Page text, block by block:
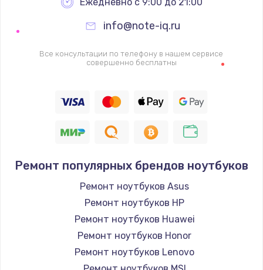
info@note-iq.ru
Все консультации по телефону в нашем сервисе
совершенно бесплатны
Ремонт популярных брендов ноутбуков
Ремонт ноутбуков Asus
Ремонт ноутбуков HP
Ремонт ноутбуков Huawei
Ремонт ноутбуков Honor
Ремонт ноутбуков Lenovo